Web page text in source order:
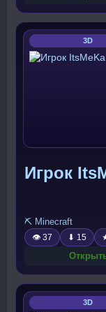
3D
Игрок
⛏️ Minecraft
👁 37 ⬇ 15
3D